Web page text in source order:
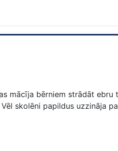
mācīja bērniem strādāt
skolēni papildus uzzināja